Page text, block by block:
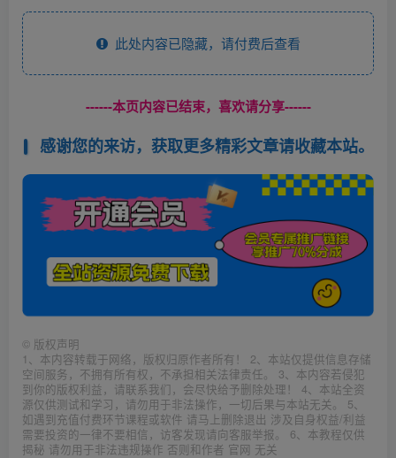
此处内容已隐藏，请付费后查看
------本页内容已结束，喜欢请分享------
感谢您的来访，获取更多精彩文章请收藏本站。
© 版权声明
1、本内容转载于网络，版权归原作者所有！ 2、本站仅提供信息存储
空间服务，不拥有所有权，不承担相关法律责任。 3、本内容若侵犯
到你的版权利益，请联系我们，会尽快给予删除处理！ 4、本站全资
源仅供测试和学习，请勿用于非法操作，一切后果与本站无关。 5、
如遇到充值付费环节课程或软件 请马上删除退出 涉及自身权益/利益
需要投资的一律不要相信，访客发现请向客服举报。 6、本教程仅供
揭秘 请勿用于非法违规操作 否则和作者 官网 无关